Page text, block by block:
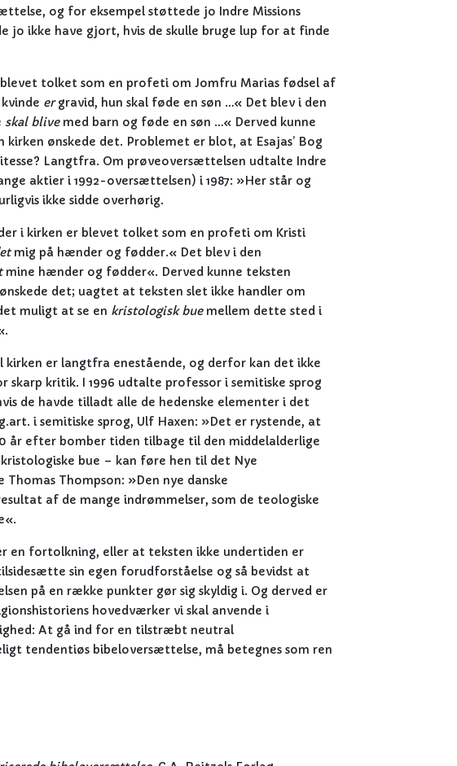
og for eksempel støttede jo Indre Missions
jo ikke have gjort, hvis de skulle bruge lup for at finde
blevet tolket som en profeti om Jomfru Marias fødsel af
ergravid, hun skal føde en søn …« Det blev i den
skal blivemed barn og føde en søn …« Derved kunne
ønskede det. Problemet er blot, at Esajas’ Bog
Langtfra. Om prøveoversættelsen udtalte Indre
aktier i 1992-oversættelsen) i 1987: »Her står og
ikke sidde overhørig.
i kirken er blevet tolket som en profeti om Kristi
mig på hænder og fødder.« Det blev i den
mine hænder og fødder«. Derved kunne teksten
det; uagtet at teksten slet ikke handler om
muligt at se en kristologisk buemellem dette sted i
kirken er langtfra enestående, og derfor kan det ikke
kritik. I 1996 udtalte professor i semitiske sprog
de havde tilladt alle de hedenske elementer i det
i semitiske sprog, Ulf Haxen: »Det er rystende, at
år efter bomber tiden tilbage til den middelalderlige
bue – kan føre hen til det Nye
Thompson: »Den nye danske
af de mange indrømmelser, som de teologiske
en fortolkning, eller at teksten ikke undertiden er
sin egen forudforståelse og så bevidst at
på en række punkter gør sig skyldig i. Og derved er
hovedværker vi skal anvende i
At gå ind for en tilstræbt neutral
tendentiøs bibeloversættelse, må betegnes som ren